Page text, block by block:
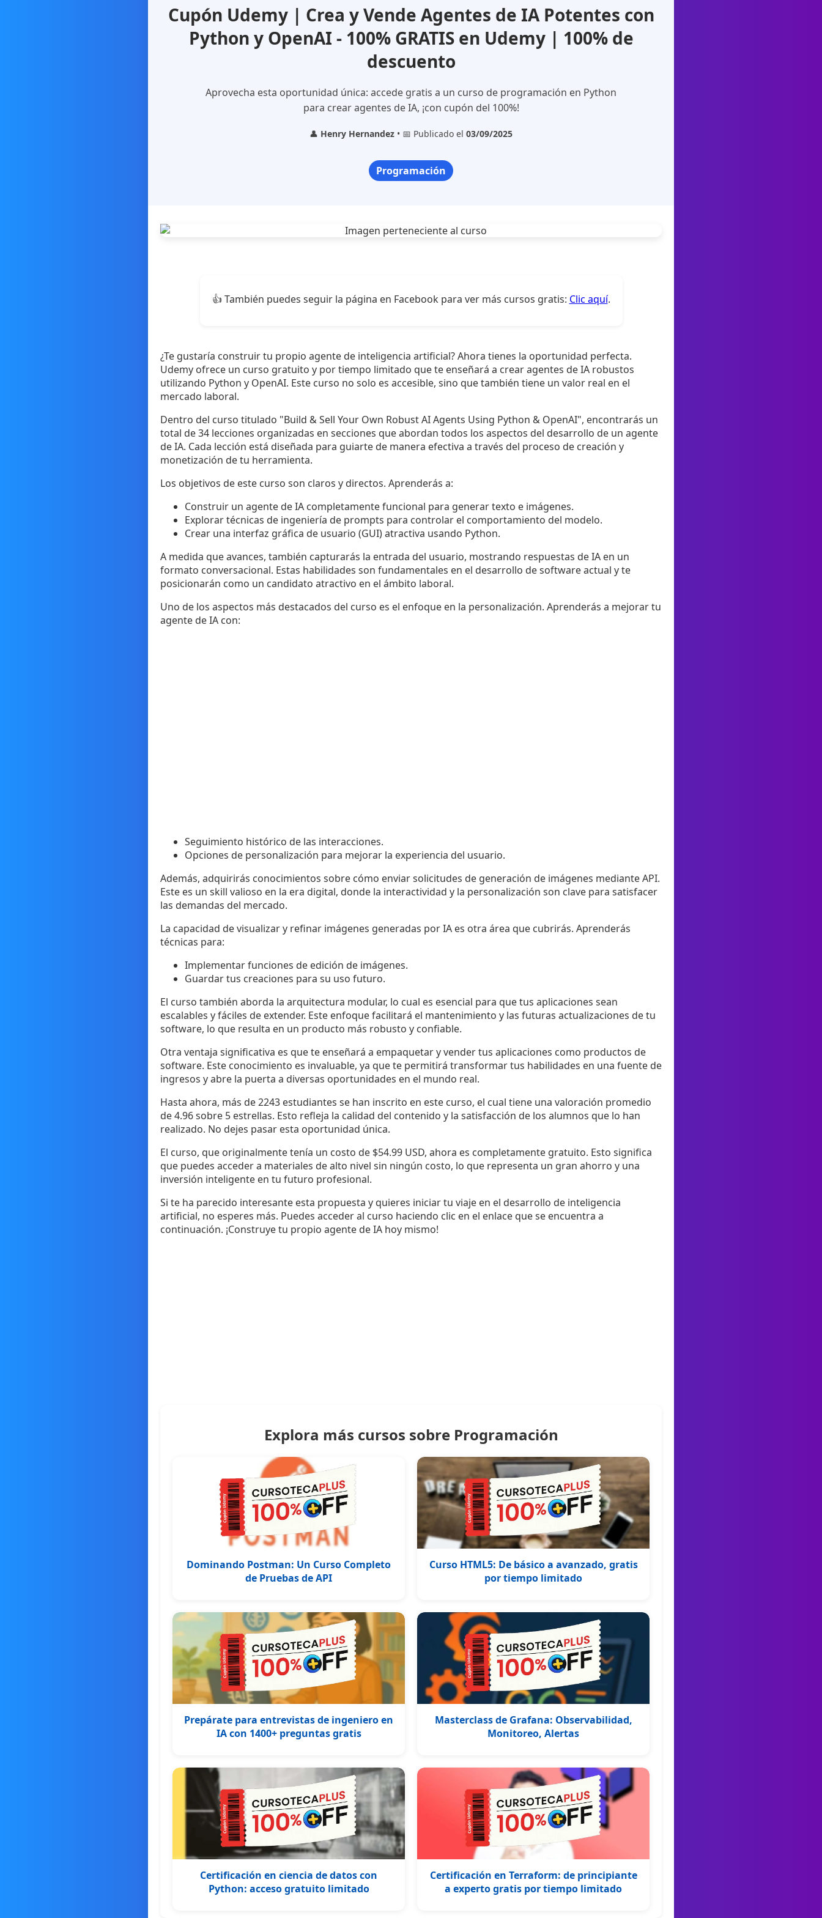
Cupón Udemy | Crea y Vende Agentes de IA Potentes con
Python y OpenAI - 100% GRATIS en Udemy | 100% de
descuento
Aprovecha esta oportunidad única: accede gratis a un curso de programación en Python
para crear agentes de IA, ¡con cupón del 100%!
👤 Henry Hernandez • 📅 Publicado el 03/09/2025
Programación
👍 También puedes seguir la página en Facebook para ver más cursos gratis: Clic aquí.
¿Te gustaría construir tu propio agente de inteligencia artificial? Ahora tienes la oportunidad perfecta.
Udemy ofrece un curso gratuito y por tiempo limitado que te enseñará a crear agentes de IA robustos
utilizando Python y OpenAI. Este curso no solo es accesible, sino que también tiene un valor real en el
mercado laboral.
Dentro del curso titulado "Build & Sell Your Own Robust AI Agents Using Python & OpenAI", encontrarás un
total de 34 lecciones organizadas en secciones que abordan todos los aspectos del desarrollo de un agente
de IA. Cada lección está diseñada para guiarte de manera efectiva a través del proceso de creación y
monetización de tu herramienta.
Los objetivos de este curso son claros y directos. Aprenderás a:
Construir un agente de IA completamente funcional para generar texto e imágenes.
Explorar técnicas de ingeniería de prompts para controlar el comportamiento del modelo.
Crear una interfaz gráfica de usuario (GUI) atractiva usando Python.
A medida que avances, también capturarás la entrada del usuario, mostrando respuestas de IA en un
formato conversacional. Estas habilidades son fundamentales en el desarrollo de software actual y te
posicionarán como un candidato atractivo en el ámbito laboral.
Uno de los aspectos más destacados del curso es el enfoque en la personalización. Aprenderás a mejorar tu
agente de IA con:
Seguimiento histórico de las interacciones.
Opciones de personalización para mejorar la experiencia del usuario.
Además, adquirirás conocimientos sobre cómo enviar solicitudes de generación de imágenes mediante API.
Este es un skill valioso en la era digital, donde la interactividad y la personalización son clave para satisfacer
las demandas del mercado.
La capacidad de visualizar y refinar imágenes generadas por IA es otra área que cubrirás. Aprenderás
técnicas para:
Implementar funciones de edición de imágenes.
Guardar tus creaciones para su uso futuro.
El curso también aborda la arquitectura modular, lo cual es esencial para que tus aplicaciones sean
escalables y fáciles de extender. Este enfoque facilitará el mantenimiento y las futuras actualizaciones de tu
software, lo que resulta en un producto más robusto y confiable.
Otra ventaja significativa es que te enseñará a empaquetar y vender tus aplicaciones como productos de
software. Este conocimiento es invaluable, ya que te permitirá transformar tus habilidades en una fuente de
ingresos y abre la puerta a diversas oportunidades en el mundo real.
Hasta ahora, más de 2243 estudiantes se han inscrito en este curso, el cual tiene una valoración promedio
de 4.96 sobre 5 estrellas. Esto refleja la calidad del contenido y la satisfacción de los alumnos que lo han
realizado. No dejes pasar esta oportunidad única.
El curso, que originalmente tenía un costo de $54.99 USD, ahora es completamente gratuito. Esto significa
que puedes acceder a materiales de alto nivel sin ningún costo, lo que representa un gran ahorro y una
inversión inteligente en tu futuro profesional.
Si te ha parecido interesante esta propuesta y quieres iniciar tu viaje en el desarrollo de inteligencia
artificial, no esperes más. Puedes acceder al curso haciendo clic en el enlace que se encuentra a
continuación. ¡Construye tu propio agente de IA hoy mismo!
Explora más cursos sobre Programación
Dominando Postman: Un Curso Completo
de Pruebas de API
Curso HTML5: De básico a avanzado, gratis
por tiempo limitado
Prepárate para entrevistas de ingeniero en
IA con 1400+ preguntas gratis
Masterclass de Grafana: Observabilidad,
Monitoreo, Alertas
Certificación en ciencia de datos con
Python: acceso gratuito limitado
Certificación en Terraform: de principiante
a experto gratis por tiempo limitado